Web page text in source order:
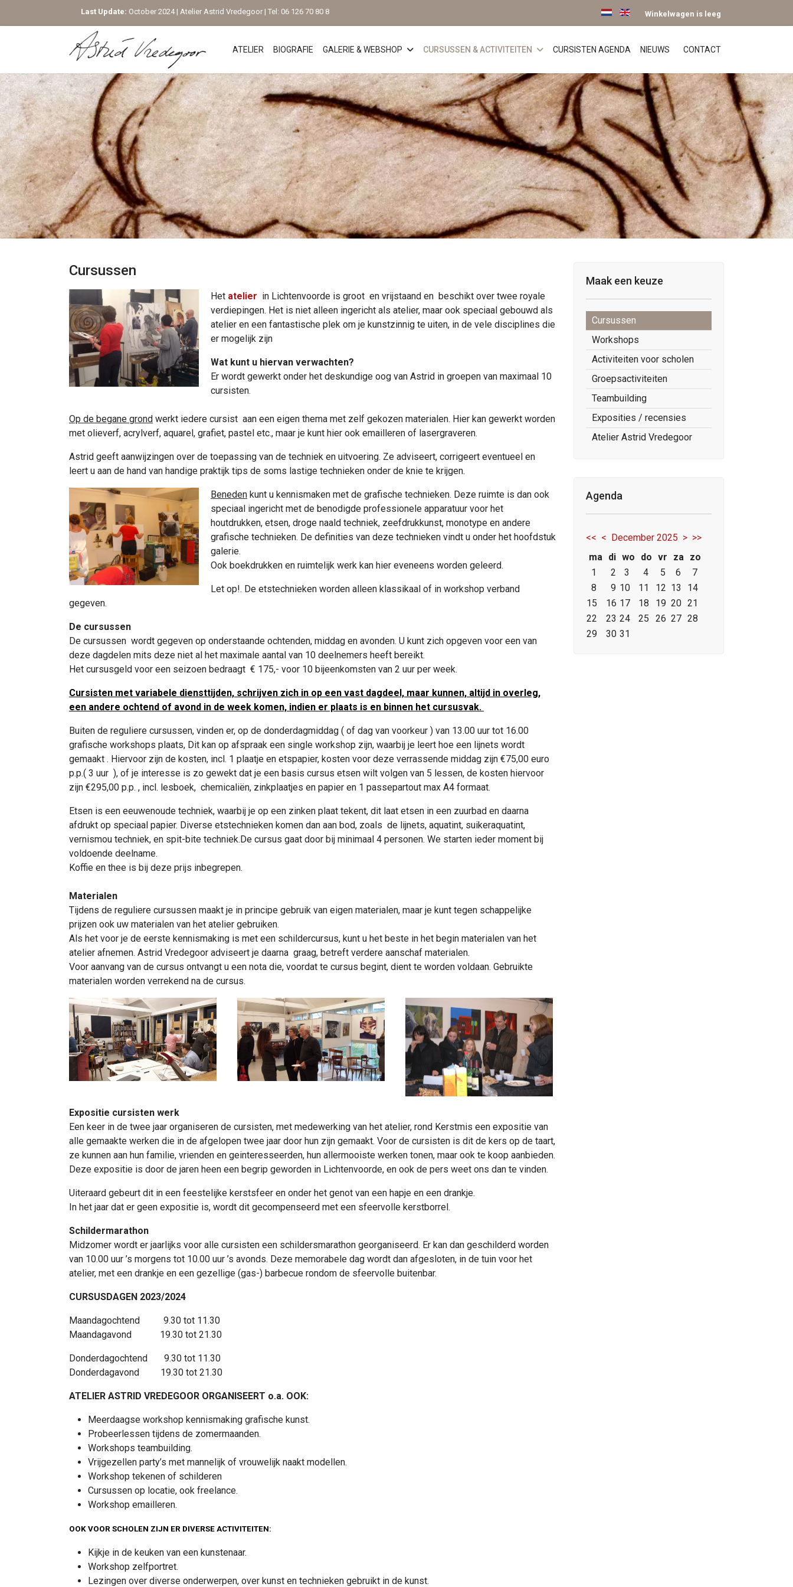
Last Update: October 2024 | Atelier Astrid Vredegoor | Tel: 06 126 70 80 8 Selecteer de taalWinkelwagen is leeg
ATELIER BIOGRAFIE GALERIE & WEBSHOP CURSUSSEN & ACTIVITEITEN CURSISTEN AGENDA NIEUWS CONTACT
Cursussen
Het atelier in Lichtenvoorde is groot en vrijstaand en beschikt over twee royale
verdiepingen. Het is niet alleen ingericht als atelier, maar ook speciaal gebouwd als
atelier en een fantastische plek om je kunstzinnig te uiten, in de vele disciplines die
er mogelijk zijn
Wat kunt u hiervan verwachten?
Er wordt gewerkt onder het deskundige oog van Astrid in groepen van maximaal 10
cursisten.
Op de begane grond werkt iedere cursist aan een eigen thema met zelf gekozen materialen. Hier kan gewerkt worden
met olieverf, acrylverf, aquarel, grafiet, pastel etc., maar je kunt hier ook emailleren of lasergraveren.
Astrid geeft aanwijzingen over de toepassing van de techniek en uitvoering. Ze adviseert, corrigeert eventueel en
leert u aan de hand van handige praktijk tips de soms lastige technieken onder de knie te krijgen.
Beneden kunt u kennismaken met de grafische technieken. Deze ruimte is dan ook
speciaal ingericht met de benodigde professionele apparatuur voor het
houtdrukken, etsen, droge naald techniek, zeefdrukkunst, monotype en andere
grafische technieken. De definities van deze technieken vindt u onder het hoofdstuk
galerie.
Ook boekdrukken en ruimtelijk werk kan hier eveneens worden geleerd.
Let op!. De etstechnieken worden alleen klassikaal of in workshop verband
gegeven.
De cursussen
De cursussen wordt gegeven op onderstaande ochtenden, middag en avonden. U kunt zich opgeven voor een van
deze dagdelen mits deze niet al het maximale aantal van 10 deelnemers heeft bereikt.
Het cursusgeld voor een seizoen bedraagt € 175,- voor 10 bijeenkomsten van 2 uur per week.
Cursisten met variabele diensttijden, schrijven zich in op een vast dagdeel, maar kunnen, altijd in overleg,
een andere ochtend of avond in de week komen, indien er plaats is en binnen het cursusvak.
Buiten de reguliere cursussen, vinden er, op de donderdagmiddag ( of dag van voorkeur ) van 13.00 uur tot 16.00
grafische workshops plaats, Dit kan op afspraak een single workshop zijn, waarbij je leert hoe een lijnets wordt
gemaakt . Hiervoor zijn de kosten, incl. 1 plaatje en etspapier, kosten voor deze verrassende middag zijn €75,00 euro
p.p.( 3 uur ), of je interesse is zo gewekt dat je een basis cursus etsen wilt volgen van 5 lessen, de kosten hiervoor
zijn €295,00 p.p. , incl. lesboek, chemicaliën, zinkplaatjes en papier en 1 passepartout max A4 formaat.
Etsen is een eeuwenoude techniek, waarbij je op een zinken plaat tekent, dit laat etsen in een zuurbad en daarna
afdrukt op speciaal papier. Diverse etstechnieken komen dan aan bod, zoals de lijnets, aquatint, suikeraquatint,
vernismou techniek, en spit-bite techniek.De cursus gaat door bij minimaal 4 personen. We starten ieder moment bij
voldoende deelname.
Koffie en thee is bij deze prijs inbegrepen.
Materialen
Tijdens de reguliere cursussen maakt je in principe gebruik van eigen materialen, maar je kunt tegen schappelijke
prijzen ook uw materialen van het atelier gebruiken.
Als het voor je de eerste kennismaking is met een schildercursus, kunt u het beste in het begin materialen van het
atelier afnemen. Astrid Vredegoor adviseert je daarna graag, betreft verdere aanschaf materialen.
Voor aanvang van de cursus ontvangt u een nota die, voordat te cursus begint, dient te worden voldaan. Gebruikte
materialen worden verrekend na de cursus.
Expositie cursisten werk
Een keer in de twee jaar organiseren de cursisten, met medewerking van het atelier, rond Kerstmis een expositie van
alle gemaakte werken die in de afgelopen twee jaar door hun zijn gemaakt. Voor de cursisten is dit de kers op de taart,
ze kunnen aan hun familie, vrienden en geinteresseerden, hun allermooiste werken tonen, maar ook te koop aanbieden.
Deze expositie is door de jaren heen een begrip geworden in Lichtenvoorde, en ook de pers weet ons dan te vinden.
Uiteraard gebeurt dit in een feestelijke kerstsfeer en onder het genot van een hapje en een drankje.
In het jaar dat er geen expositie is, wordt dit gecompenseerd met een sfeervolle kerstborrel.
Schildermarathon
Midzomer wordt er jaarlijks voor alle cursisten een schildersmarathon georganiseerd. Er kan dan geschilderd worden
van 10.00 uur ’s morgens tot 10.00 uur ’s avonds. Deze memorabele dag wordt dan afgesloten, in de tuin voor het
atelier, met een drankje en een gezellige (gas-) barbecue rondom de sfeervolle buitenbar.
CURSUSDAGEN 2023/2024
Maandagochtend 9.30 tot 11.30
Maandagavond 19.30 tot 21.30
Donderdagochtend 9.30 tot 11.30
Donderdagavond 19.30 tot 21.30
ATELIER ASTRID VREDEGOOR ORGANISEERT o.a. OOK:
Meerdaagse workshop kennismaking grafische kunst.
Probeerlessen tijdens de zomermaanden.
Workshops teambuilding.
Vrijgezellen party’s met mannelijk of vrouwelijk naakt modellen.
Workshop tekenen of schilderen
Cursussen op locatie, ook freelance.
Workshop emailleren.
OOK VOOR SCHOLEN ZIJN ER DIVERSE ACTIVITEITEN:
Kijkje in de keuken van een kunstenaar.
Workshop zelfportret.
Lezingen over diverse onderwerpen, over kunst en technieken gebruikt in de kunst.
Maak een keuze
Cursussen
Workshops
Activiteiten voor scholen
Groepsactiviteiten
Teambuilding
Exposities / recensies
Atelier Astrid Vredegoor
Agenda
<< < December 2025 > >>
ma di wo do vr za zo
1
2 3 4 5 6
7
8
9 10 11 12 13
14
15
16 17 18 19 20 21
22
23 24 25 26 27 28
29
30 31